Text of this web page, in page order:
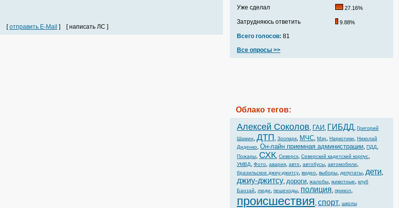
[отправить E-Mail ] [ написать ЛС ]
Уже сделал 27.16%
Затрудняюсь ответить 9.88%
Всего голосов: 81
Все опросы >>
Облако тегов:
Алексей Соколов, ГАИ, ГИБДД, Григорий
Шамин, ДТП, Зоопарк, МЧС, Мэр, Наркотики, Николай
Диденко, Он-лайн приемная администрации, ПДД,
Пожары, СХК, Северск, Северский кадетский корпус,
УМВД, Фото, авария, авто, автобусы, автомобили,
бразильское джиу-джитсу, видео, выборы, депутаты, дети,
джиу-джитсу, дороги, жалобы, животные, клуб
Банзай, люди, пешеходы, полиция, прикол,
происшествия, спорт, школы